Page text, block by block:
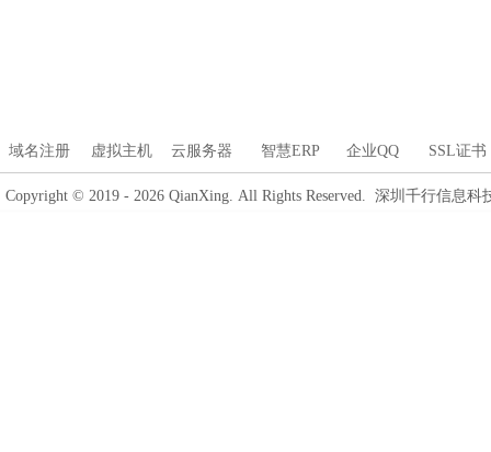
Copyright © 2019 - 2026 QianXing. All Rights Reserved. 深圳千行信息
域名注册 智慧ERP 企业QQ
云服务器
虚拟主机 SSL证书